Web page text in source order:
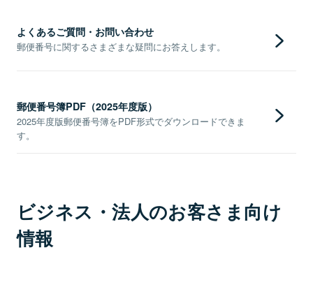
よくあるご質問・お問い合わせ
郵便番号に関するさまざまな疑問にお答えします。
郵便番号簿PDF（2025年度版）
2025年度版郵便番号簿をPDF形式でダウンロードできま
す。
ビジネス・法人のお客さま向け
情報